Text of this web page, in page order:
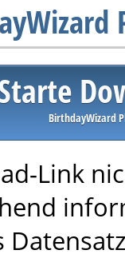
BirthdayWizard
Link